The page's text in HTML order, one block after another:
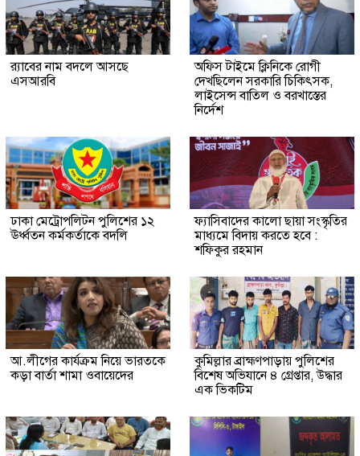
র‍্যাবের নাম বদলে আসছে
এসআরবি
অফিস টাইমে ক্লিনিকে রোগী
দেখছিলেন সরকারি চিকিৎসক,
লাইসেন্স বাতিল ও বরখাস্তের
নির্দেশ
ঢাকা মেট্রোপলিটন পুলিশের ১২
ঊর্ধ্বতন কর্মকর্তাকে বদলি
ফ্যাসিবাদের কালো ছায়া সংস্কৃতির
মাধ্যমে বিদায় করতে হবে :
শফিকুর রহমান
আ.লীগের কার্যক্রম নিয়ে ভারতকে
কড়া বার্তা শামা ওবায়েদের
কুমিল্লার ব্রাহ্মণপাড়ায় পুলিশের
বিশেষ অভিযানে ৪ গ্রেপ্তার, উদ্ধার
এক ভিকটিম